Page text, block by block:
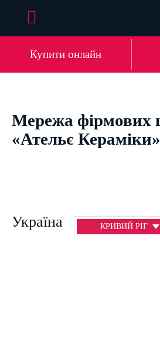
Купити онлайн
Мережа фірмових
«Ательє Кераміки»
Україна КРИВИЙ РІГ